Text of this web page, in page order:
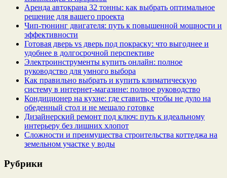
Аренда автокрана 32 тонны: как выбрать оптимальное
решение для вашего проекта
Чип‑тюнинг двигателя: путь к повышенной мощности и
эффективности
Готовая дверь vs дверь под покраску: что выгоднее и
удобнее в долгосрочной перспективе
Электроинструменты купить онлайн: полное
руководство для умного выбора
Как правильно выбрать и купить климатическую
систему в интернет‑магазине: полное руководство
Кондиционер на кухне: где ставить, чтобы не дуло на
обеденный стол и не мешало готовке
Дизайнерский ремонт под ключ: путь к идеальному
интерьеру без лишних хлопот
Сложности и преимущества строительства коттеджа на
земельном участке у воды
Рубрики